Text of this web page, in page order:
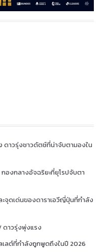
ดาวรุ่งชาวดัตช์ที่น่าจับตามองใน
องกลางอัจฉริยะที่ยุโรปจับตา
ะจุดเด่นของดาราเอวีญี่ปุ่นที่กำลัง
ดาวรุ่งพุ่งแรง
เลต์ที่กำลังถูกพูดถึงในปี 2026